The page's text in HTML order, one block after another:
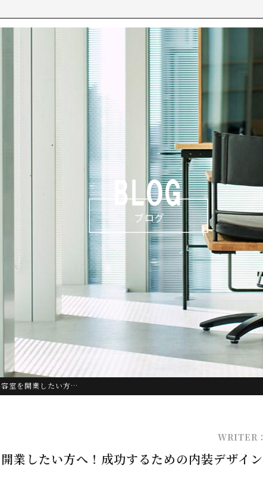
室を開業したい方…
WRITER：
業したい方へ！成功するための内装デザイン